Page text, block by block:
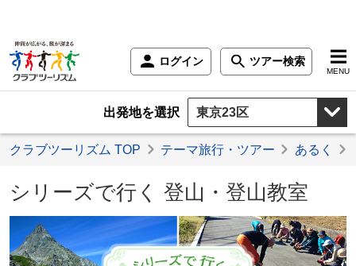
ログイン ツアー検索
MENU
出発地を選択
クラブツーリズム TOP テーマ旅行・ツアー あるく
シリーズで行く 登山・登山教室